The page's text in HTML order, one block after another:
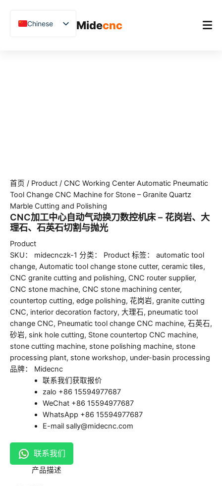
Midecnc
Chinese
English
Polish
Hindi
首页 / Product / CNC Working Center Automatic Pneumatic
Tool Change CNC Machine for Stone – Granite Quartz
Marble Cutting and Polishing
CNC加工中心自动气动换刀数控机床 – 花岗岩、大
理石、石英石切割与抛光
Product
SKU： midecnczk-1 分类： Product 标签： automatic tool
change, Automatic tool change stone cutter, ceramic tiles,
CNC granite cutting and polishing, CNC router supplier,
CNC stone machine, CNC stone machining center,
countertop cutting, edge polishing, 花岗岩, granite cutting
CNC, interior decoration factory, 大理石, pneumatic tool
change CNC, Pneumatic tool change CNC machine, 石英石,
砂岩, sink hole cutting, Stone countertop CNC machine,
stone cutting machine, stone polishing machine, stone
processing plant, stone workshop, under-basin processing
品牌： Midecnc
联系我们获取报价
zalo +86 15594977687
WeChat +86 15594977687
WhatsApp +86 15594977687
E-mail sally@midecnc.com
联系我们
产品描述